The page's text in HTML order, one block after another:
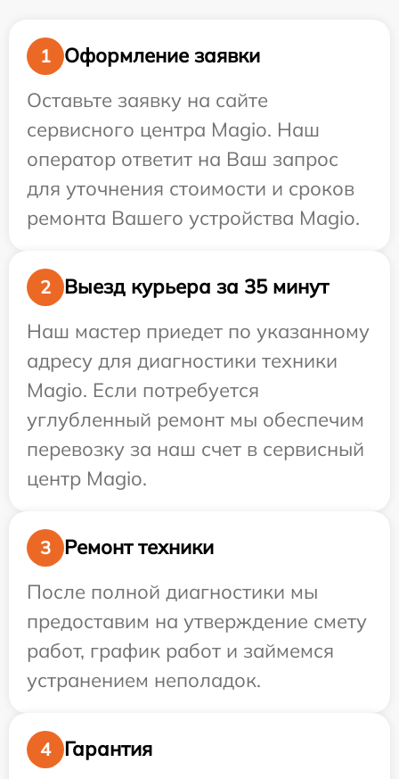
1
Оформление заявки
Оставьте заявку на сайте
сервисного центра Magio. Наш
оператор ответит на Ваш запрос
для уточнения стоимости и сроков
ремонта Вашего устройства Magio.
2
Выезд курьера за 35 минут
Наш мастер приедет по указанному
адресу для диагностики техники
Magio. Если потребуется
углубленный ремонт мы обеспечим
перевозку за наш счет в сервисный
центр Magio.
3
Ремонт техники
После полной диагностики мы
предоставим на утверждение смету
работ, график работ и займемся
устранением неполадок.
4
Гарантия